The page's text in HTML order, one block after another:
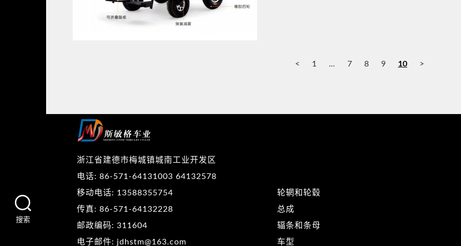
搜索
< 1 ... 7 8 9 10 >
浙江省建德市梅城镇城南工业开发区
电话: 86-571-64131003 64132578
移动电话: 13588355754
传真: 86-571-64132228
邮政编码: 311604
电子邮件: jdhstm@163.com
轮辋和轮毂
总成
辐条和条母
车型